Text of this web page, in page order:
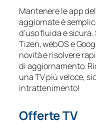
Mantenere le app
aggiornate è
d’uso fluida e
Tizen, webOS e
novità e risolvere
di aggiornamento.
una TV più veloce,
intrattenimento!
Offerte TV